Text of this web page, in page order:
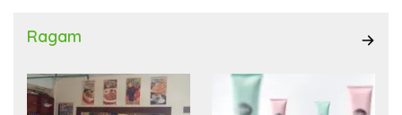
Ragam